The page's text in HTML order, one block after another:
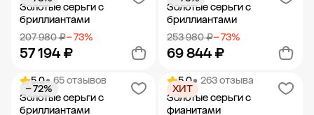
Золотые серьги с
бриллиантами
207 980 ₽− 73%
57 194 ₽
Добавить в корзину
Золотые серьги с
бриллиантами
253 980 ₽− 73%
69 844 ₽
Добавить в корзину
5.0• 65 отзывов
Золотые серьги с
бриллиантами
− 72%
5.0• 263 отзыва
Золотые серьги с
фианитами
ХИТ